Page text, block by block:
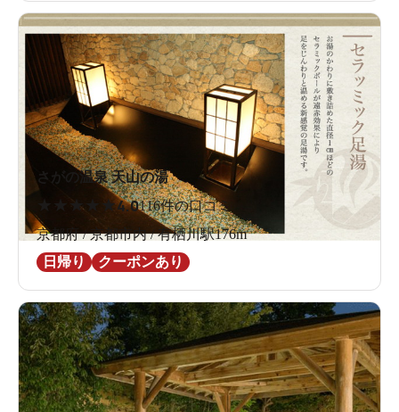
さがの温泉 天山の湯
★ ★ ★4.0116件の口コミ
京都府 / 京都市内 / 有栖川駅176m
日帰り
クーポンあり